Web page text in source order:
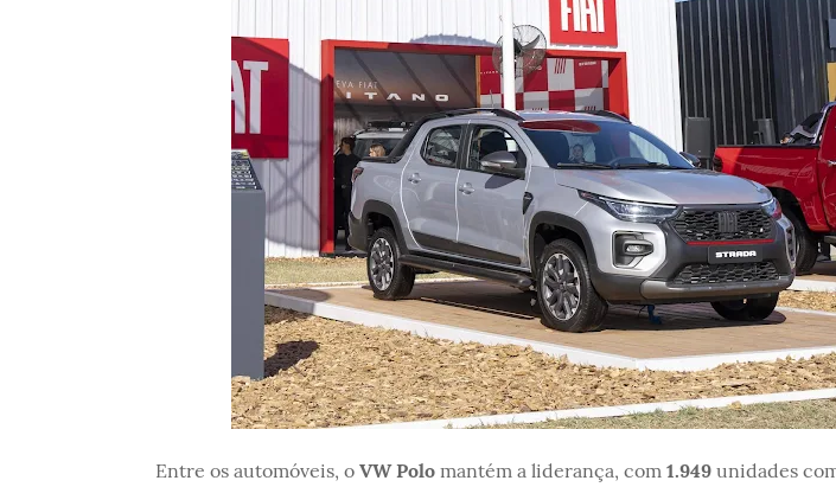
Entre os automóveis, o VW Polomantém a liderança, com 1.949unidades